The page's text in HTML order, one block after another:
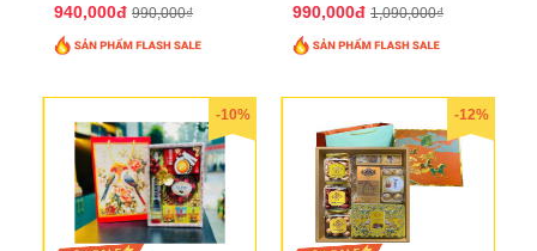
940,000đ 990,000₫
990,000đ 1,090,000₫
-10% -12%